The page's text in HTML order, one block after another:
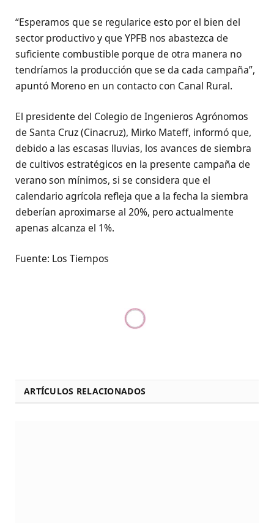
“Esperamos que se regularice esto por el bien del
sector productivo y que YPFB nos abastezca de
suficiente combustible porque de otra manera no
tendríamos la producción que se da cada campaña”,
apuntó Moreno en un contacto con Canal Rural.
El presidente del Colegio de Ingenieros Agrónomos
de Santa Cruz (Cinacruz), Mirko Mateff, informó que,
debido a las escasas lluvias, los avances de siembra
de cultivos estratégicos en la presente campaña de
verano son mínimos, si se considera que el
calendario agrícola refleja que a la fecha la siembra
deberían aproximarse al 20%, pero actualmente
apenas alcanza el 1%.
Fuente: Los Tiempos
ARTÍCULOS RELACIONADOS